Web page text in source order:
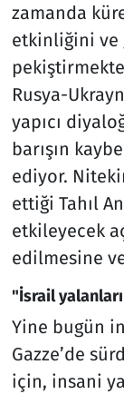
zamanda
etkinliğini
Rusya-
yapıcı
barışın
ediyor.
ettiği Tahıl
etkileyecek
edilmesine
"İsrail
Yine bugün
Gazze’de
için, insani